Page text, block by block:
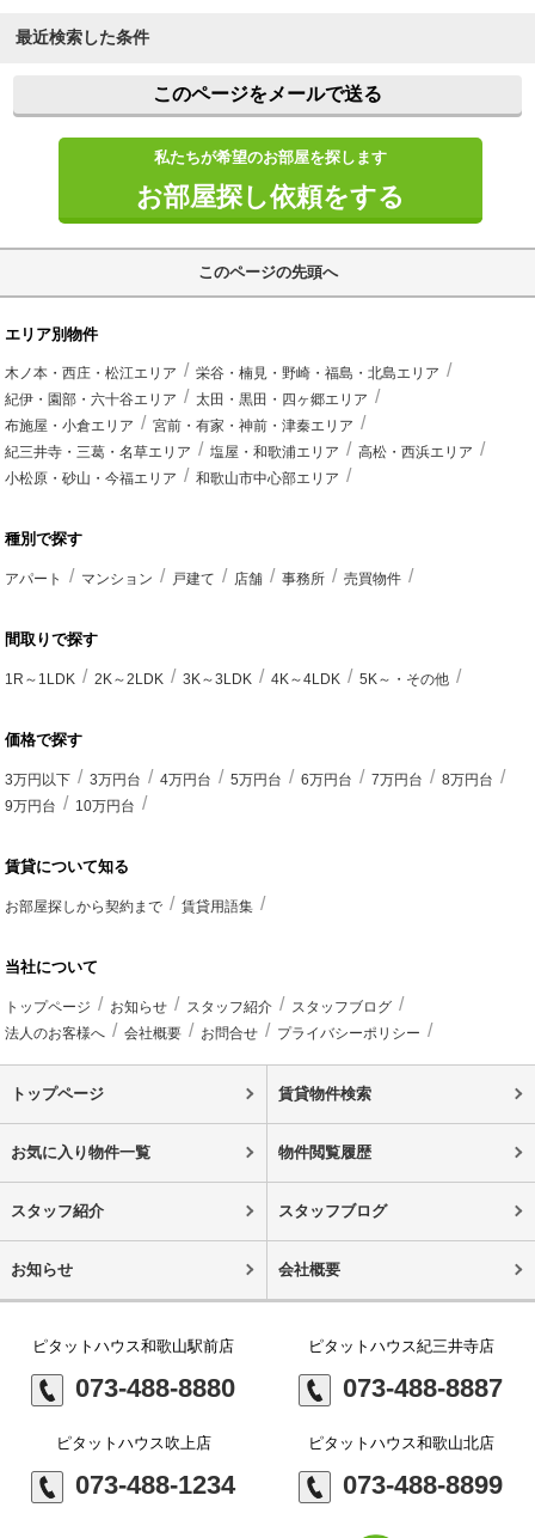
最近検索した条件
このページをメールで送る
私たちが希望のお部屋を探します
お部屋探し依頼をする
このページの先頭へ
エリア別物件
木ノ本・西庄・松江エリア
栄谷・楠見・野崎・福島・北島エリア
紀伊・園部・六十谷エリア
太田・黒田・四ヶ郷エリア
布施屋・小倉エリア
宮前・有家・神前・津秦エリア
紀三井寺・三葛・名草エリア
塩屋・和歌浦エリア
高松・西浜エリア
小松原・砂山・今福エリア
和歌山市中心部エリア
種別で探す
アパート マンション 戸建て 店舗 事務所 売買物件
間取りで探す
1R～1LDK 2K～2LDK 3K～3LDK 4K～4LDK 5K～・その他
価格で探す
3万円以下 3万円台 4万円台 5万円台 6万円台 7万円台
8万円台
9万円台
10万円台
賃貸について知る
お部屋探しから契約まで 賃貸用語集
当社について
トップページ お知らせ スタッフ紹介
スタッフブログ
法人のお客様へ
会社概要 お問合せ プライバシーポリシー
トップページ 賃貸物件検索
お気に入り物件一覧 物件閲覧履歴
スタッフ紹介 スタッフブログ
お知らせ 会社概要
ピタットハウス和歌山駅前店
073-488-8880
ピタットハウス紀三井寺店
073-488-8887
ピタットハウス吹上店
073-488-1234
ピタットハウス和歌山北店
073-488-8899